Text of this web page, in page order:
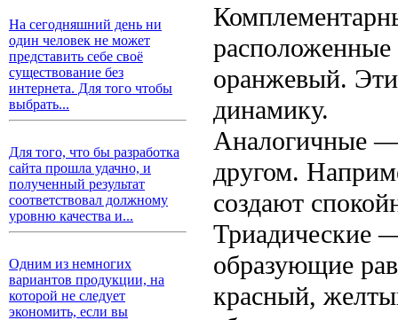
На сегодняшний день ни
один человек не может
представить себе своё
существование без
интернета. Для того чтобы
выбрать...
Для того, что бы разработка
сайта прошла удачно, и
полученный результат
соответствовал должному
уровню качества и...
Одним из немногих
вариантов продукции, на
которой не следует
экономить, если вы
оранжевый. Эти
динамику.
Аналогичные —
другом.
создают
Триадические
образующие
красный,